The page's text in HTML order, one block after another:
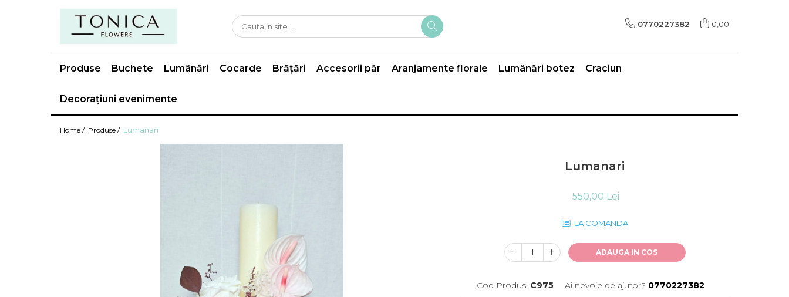
0770227382 0,00
Produse Buchete Lumânări Cocarde Brățări Accesorii păr Aranjamente florale Lumânări botez Craciun
Decorațiuni evenimente
Home / Produse / Lumanari
Lumanari
550,00 Lei
LA COMANDA
ADAUGA IN COS
Cod Produs: C975 Ai nevoie de ajutor? 0770227382